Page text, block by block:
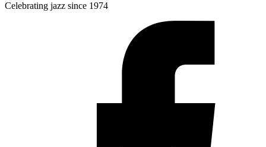
Celebrating jazz since 1974